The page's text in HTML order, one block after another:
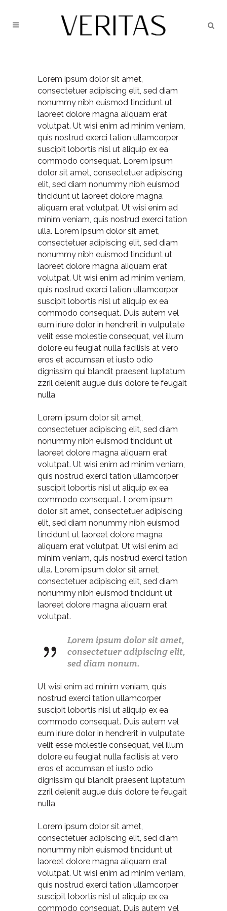
Lorem ipsum dolor sit amet,
consectetuer adipiscing elit, sed diam
nonummy nibh euismod tincidunt ut
laoreet dolore magna aliquam erat
volutpat. Ut wisi enim ad minim veniam,
quis nostrud exerci tation ullamcorper
suscipit lobortis nisl ut aliquip ex ea
commodo consequat. Lorem ipsum
dolor sit amet, consectetuer adipiscing
elit, sed diam nonummy nibh euismod
tincidunt ut laoreet dolore magna
aliquam erat volutpat. Ut wisi enim ad
minim veniam, quis nostrud exerci tation
ulla. Lorem ipsum dolor sit amet,
consectetuer adipiscing elit, sed diam
nonummy nibh euismod tincidunt ut
laoreet dolore magna aliquam erat
volutpat. Ut wisi enim ad minim veniam,
quis nostrud exerci tation ullamcorper
suscipit lobortis nisl ut aliquip ex ea
commodo consequat. Duis autem vel
eum iriure dolor in hendrerit in vulputate
velit esse molestie consequat, vel illum
dolore eu feugiat nulla facilisis at vero
eros et accumsan et iusto odio
dignissim qui blandit praesent luptatum
zzril delenit augue duis dolore te feugait
nulla
Lorem ipsum dolor sit amet,
consectetuer adipiscing elit, sed diam
nonummy nibh euismod tincidunt ut
laoreet dolore magna aliquam erat
volutpat. Ut wisi enim ad minim veniam,
quis nostrud exerci tation ullamcorper
suscipit lobortis nisl ut aliquip ex ea
commodo consequat. Lorem ipsum
dolor sit amet, consectetuer adipiscing
elit, sed diam nonummy nibh euismod
tincidunt ut laoreet dolore magna
aliquam erat volutpat. Ut wisi enim ad
minim veniam, quis nostrud exerci tation
ulla. Lorem ipsum dolor sit amet,
consectetuer adipiscing elit, sed diam
nonummy nibh euismod tincidunt ut
laoreet dolore magna aliquam erat
volutpat.
Lorem ipsum dolor sit amet,
consectetuer adipiscing elit,
sed diam nonum.
Ut wisi enim ad minim veniam, quis
nostrud exerci tation ullamcorper
suscipit lobortis nisl ut aliquip ex ea
commodo consequat. Duis autem vel
eum iriure dolor in hendrerit in vulputate
velit esse molestie consequat, vel illum
dolore eu feugiat nulla facilisis at vero
eros et accumsan et iusto odio
dignissim qui blandit praesent luptatum
zzril delenit augue duis dolore te feugait
nulla
Lorem ipsum dolor sit amet,
consectetuer adipiscing elit, sed diam
nonummy nibh euismod tincidunt ut
laoreet dolore magna aliquam erat
volutpat. Ut wisi enim ad minim veniam,
quis nostrud exerci tation ullamcorper
suscipit lobortis nisl ut aliquip ex ea
commodo consequat. Duis autem vel